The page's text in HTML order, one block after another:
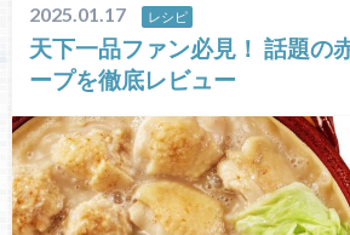
2025.01.17 レシピ
天下一品ファン必見！ 話題の
ープを徹底レビュー